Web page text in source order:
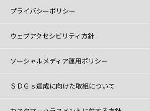
プライバシーポリシー
ウェブアクセシビリティ方針
ソーシャルメディア運用ポリシー
ＳＤＧｓ達成に向けた取組について